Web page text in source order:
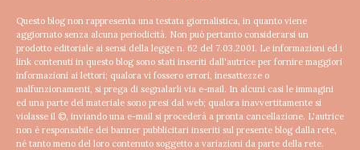
Questo blog non rappresenta una testata giornalistica, in quanto viene
aggiornato senza alcuna periodicità. Non può pertanto considerarsi un
prodotto editoriale ai sensi della legge n. 62 del 7.03.2001. Le informazioni ed i
link contenuti in questo blog sono stati inseriti dall'autrice per fornire maggiori
informazioni ai lettori; qualora vi fossero errori, inesattezze o
malfunzionamenti, si prega di segnalarli via e-mail. In alcuni casi le immagini
ed una parte del materiale sono presi dal web; qualora inavvertitamente si
violasse il ©, inviando una e-mail si procederà a pronta cancellazione. L'autrice
non è responsabile dei banner pubblicitari inseriti sul presente blog dalla rete,
né tanto meno del loro contenuto soggetto a variazioni da parte della rete.